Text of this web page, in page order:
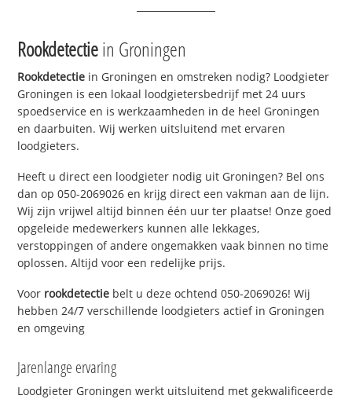
Rookdetectiein Groningen
Rookdetectie in Groningen en omstreken nodig? Loodgieter
Groningen is een lokaal loodgietersbedrijf met 24 uurs
spoedservice en is werkzaamheden in de heel Groningen
en daarbuiten. Wij werken uitsluitend met ervaren
loodgieters.
Heeft u direct een loodgieter nodig uit Groningen? Bel ons
dan op 050-2069026 en krijg direct een vakman aan de lijn.
Wij zijn vrijwel altijd binnen één uur ter plaatse! Onze goed
opgeleide medewerkers kunnen alle lekkages,
verstoppingen of andere ongemakken vaak binnen no time
oplossen. Altijd voor een redelijke prijs.
Voor rookdetectie belt u deze ochtend 050-2069026! Wij
hebben 24/7 verschillende loodgieters actief in Groningen
en omgeving
Jarenlange ervaring
Loodgieter Groningen werkt uitsluitend met gekwalificeerde